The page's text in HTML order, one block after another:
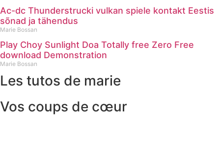
Ac-dc Thunderstrucki vulkan spiele kontakt Eestis
sõnad ja tähendus
Marie Bossan
Play Choy Sunlight Doa Totally free Zero Free
download Demonstration
Marie Bossan
Les tutos de marie
Vos coups de cœur